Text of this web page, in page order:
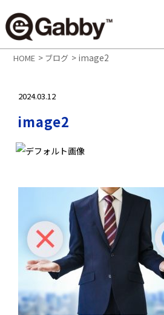
HOME > ブログ > image2
2024.03.12
image2